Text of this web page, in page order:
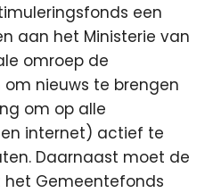
een
aan het Ministerie van
omroep de
nieuws te brengen
om op alle
internet) actief te
Daarnaast moet de
Gemeentefonds